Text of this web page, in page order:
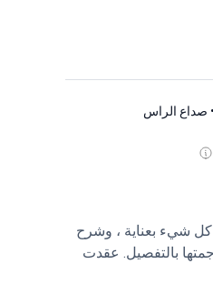
• صداع الراس
كل شيء بعناية ، وشرح
بالتفصيل. عقدت
شكرا لكم جميعا جزيل